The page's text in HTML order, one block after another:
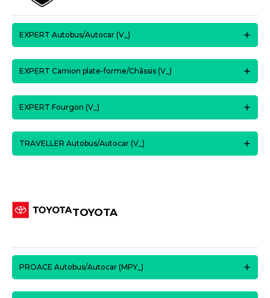
EXPERT Autobus/Autocar (V_)
EXPERT Camion plate-forme/Châssis (V_)
EXPERT Fourgon (V_)
TRAVELLER Autobus/Autocar (V_)
TOYOTA
PROACE Autobus/Autocar (MPY_)